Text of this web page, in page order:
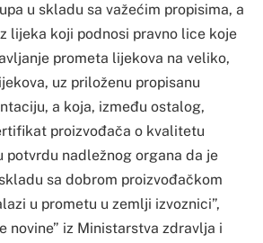
u skladu sa važećim propisima, a
lijeka koji podnosi pravno lice koje
prometa lijekova na veliko,
uz priloženu propisanu
a koja, između ostalog,
proizvođača o kvalitetu
potvrdu nadležnog organa da je
sa dobrom proizvođačkom
u prometu u zemlji izvoznici”,
novine” iz Ministarstva zdravlja i